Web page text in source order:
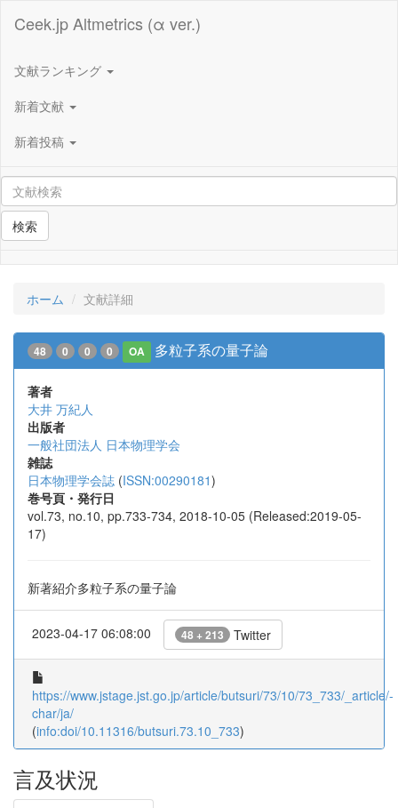
Ceek.jp Altmetrics (α ver.)
文献ランキング
新着文献
新着投稿
検索
ホーム 文献詳細
48 0 0 0 OA 多粒子系の量子論
著者
大井 万紀人
出版者
一般社団法人 日本物理学会
雑誌
日本物理学会誌 (ISSN:00290181)
巻号頁・発行日
vol.73, no.10, pp.733-734, 2018-10-05 (Released:2019-05-
17)
新著紹介多粒子系の量子論
2023-04-17 06:08:00 48 + 213 Twitter
https://www.jstage.jst.go.jp/article/butsuri/73/10/73_733/_article/-
char/ja/
(info:doi/10.11316/butsuri.73.10_733)
言及状況